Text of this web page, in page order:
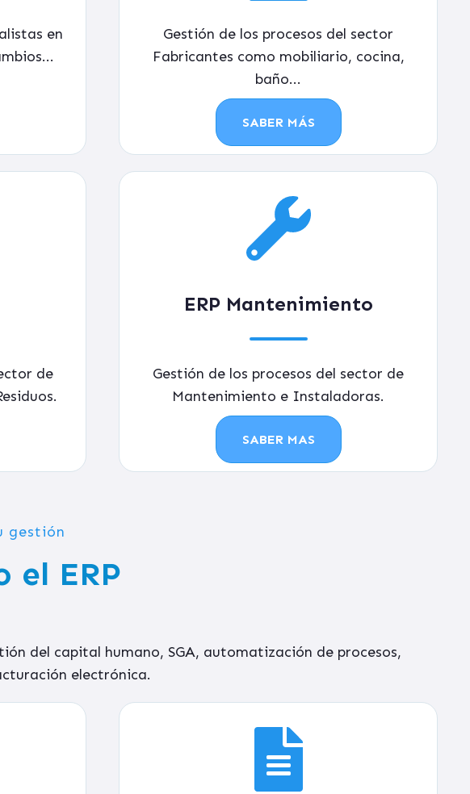
en
Gestión de los procesos del sector
Fabricantes como mobiliario, cocina,
baño...
SABER MÁS
de
ERP Mantenimiento
Gestión de los procesos del sector de
Mantenimiento e Instaladoras.
SABER MAS
gestión
el ERP
del capital humano, SGA, automatización de procesos,
electrónica.